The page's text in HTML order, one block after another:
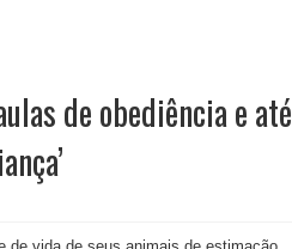
de obediência e até